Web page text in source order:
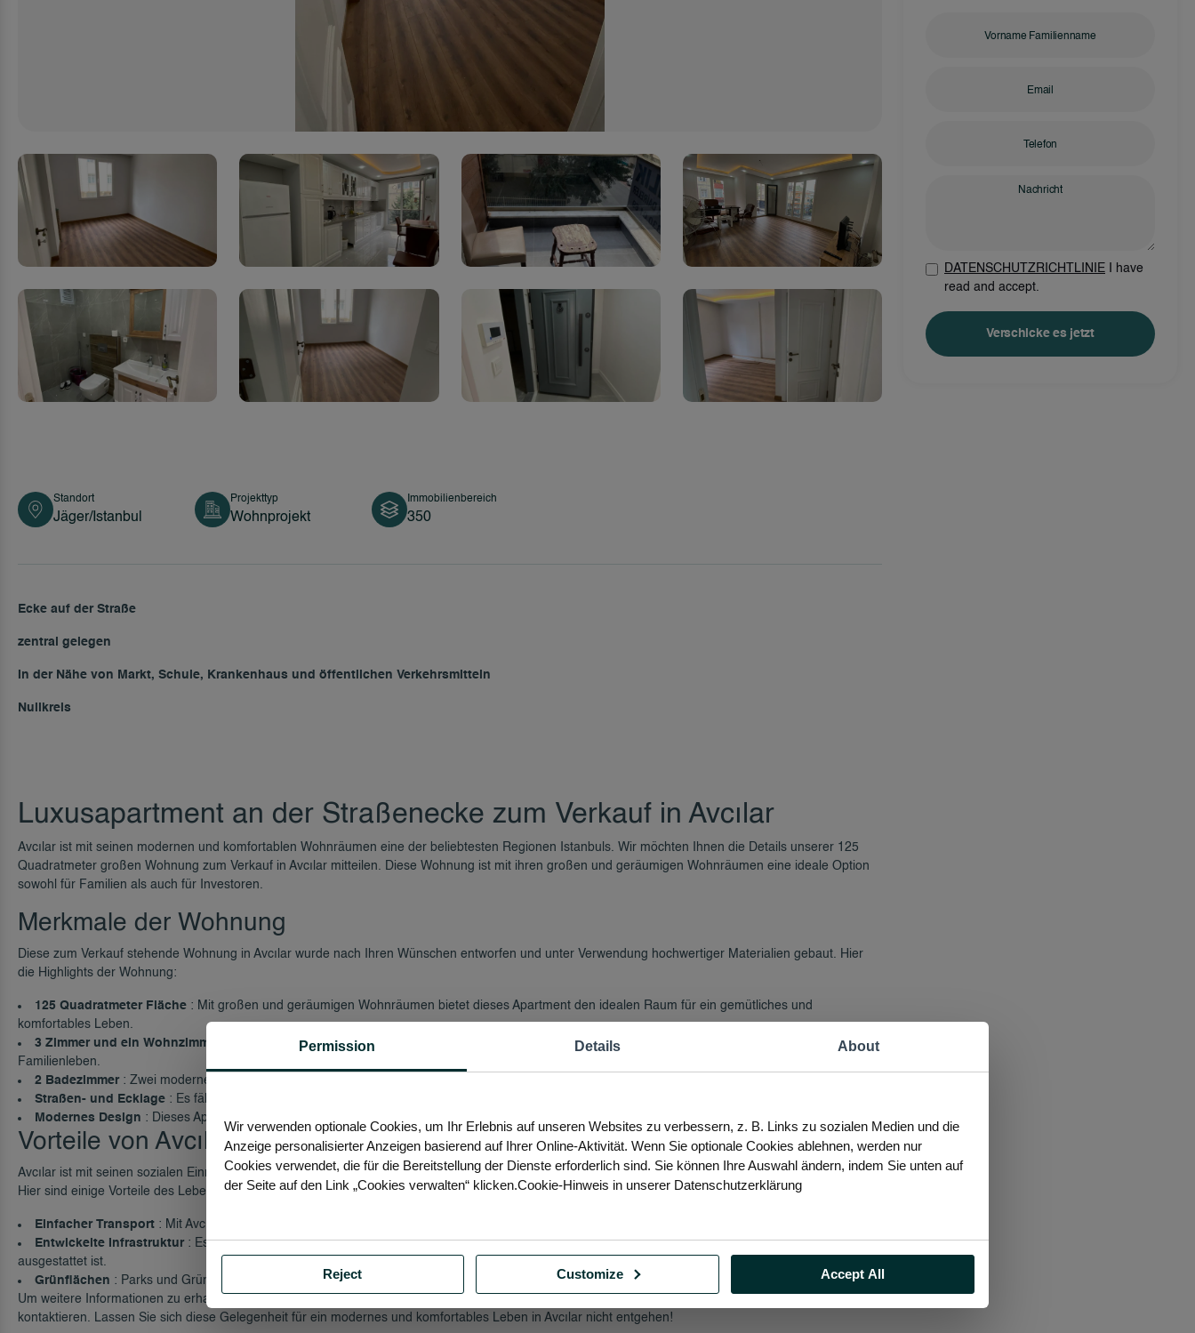
Standort
Jäger/Istanbul
Projekttyp
Wohnprojekt
Immobilienbereich
350
Ecke auf der Straße
zentral gelegen
In der Nähe von Markt, Schule, Krankenhaus und öffentlichen Verkehrsmitteln
Nullkreis
Luxusapartment an der Straßenecke zum Verkauf in Avcılar
Avcılar ist mit seinen modernen und komfortablen Wohnräumen eine der beliebtesten Regionen Istanbuls. Wir möchten Ihnen die Details unserer 125
Quadratmeter großen Wohnung zum Verkauf in Avcılar mitteilen. Diese Wohnung ist mit ihren großen und geräumigen Wohnräumen eine ideale Option
sowohl für Familien als auch für Investoren.
Merkmale der Wohnung
Diese zum Verkauf stehende Wohnung in Avcılar wurde nach Ihren Wünschen entworfen und unter Verwendung hochwertiger Materialien gebaut. Hier
die Highlights der Wohnung:
125 Quadratmeter Fläche : Mit großen und geräumigen Wohnräumen bietet dieses Apartment den idealen Raum für ein gemütliches und
komfortables Leben.
3 Zimmer und ein Wohnzimmer
: 3 geräumige Schlafzimmer und ein gemütliches Wohnzimmer bieten eine perfekte Raumaufteilung für das
Familienleben.
2 Badezimmer : Zwei moderne und praktische Badezimmer erfüllen alle Bedürfnisse Ihrer Familie.
Straßen- und Ecklage : Es fällt durch seine zentrale Lage und die Nähe zu Transportmitteln und sozialen Einrichtungen auf.
Modernes Design : Dieses Apartment, das durch sein stilvolles und modernes Design auffällt, bietet Komfort und Ästhetik zugleich.
Vorteile von Avcılar
Avcılar ist mit seinen sozialen Einrichtungen, der guten Verkehrsanbindung und den modernen Wohnräumen einer der beliebtesten Bezirke Istanbuls.
Hier sind einige Vorteile des Lebens in Avcılar:
Einfacher Transport : Mit Avcılar können Sie mit Metrobus- und Buslinien problemlos andere Teile Istanbuls erreichen.
Entwickelte Infrastruktur : Es handelt sich um eine Region, die mit modernen Einkaufszentren, Schulen, Krankenhäusern und sozialen Einrichtungen
ausgestattet ist.
Grünflächen : Parks und Grünflächen bieten ein friedliches und gesundes Leben in Avcılar.
Um weitere Informationen zu erhalten und diese einzigartige Wohnung zu besichtigen, können Sie unsere
kontaktieren. Lassen Sie sich diese Gelegenheit für ein modernes und komfortables Leben in Avcılar nicht entgehen!
DATENSCHUTZRICHTLINIE I have
read and accept.
Verschicke es jetzt
Permission Details About
Wir verwenden optionale Cookies, um Ihr Erlebnis auf unseren Websites zu verbessern, z. B. Links zu sozialen Medien und die
Anzeige personalisierter Anzeigen basierend auf Ihrer Online-Aktivität. Wenn Sie optionale Cookies ablehnen, werden nur
Cookies verwendet, die für die Bereitstellung der Dienste erforderlich sind. Sie können Ihre Auswahl ändern, indem Sie unten auf
der Seite auf den Link „Cookies verwalten“ klicken.Cookie-Hinweis in unserer Datenschutzerklärung
Reject Customize Accept All